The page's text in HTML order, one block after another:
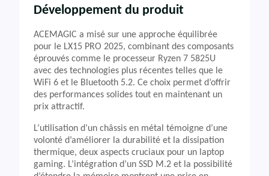
Développement du produit
ACEMAGIC a misé sur une approche équilibrée
pour le LX15 PRO 2025, combinant des composants
éprouvés comme le processeur Ryzen 7 5825U
avec des technologies plus récentes telles que le
WiFi 6 et le Bluetooth 5.2. Ce choix permet d’offrir
des performances solides tout en maintenant un
prix attractif.
L’utilisation d’un châssis en métal témoigne d’une
volonté d’améliorer la durabilité et la dissipation
thermique, deux aspects cruciaux pour un laptop
gaming. L’intégration d’un SSD M.2 et la possibilité